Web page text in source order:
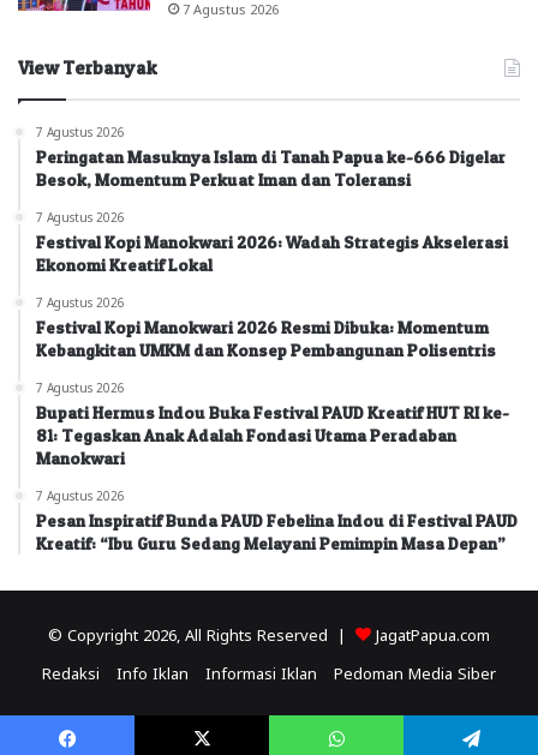
7 Agustus 2026
View Terbanyak
7 Agustus 2026
Peringatan Masuknya Islam di Tanah Papua ke-666 Digelar
Besok, Momentum Perkuat Iman dan Toleransi
7 Agustus 2026
Festival Kopi Manokwari 2026: Wadah Strategis Akselerasi
Ekonomi Kreatif Lokal
7 Agustus 2026
Festival Kopi Manokwari 2026 Resmi Dibuka: Momentum
Kebangkitan UMKM dan Konsep Pembangunan Polisentris
7 Agustus 2026
Bupati Hermus Indou Buka Festival PAUD Kreatif HUT RI ke-
81: Tegaskan Anak Adalah Fondasi Utama Peradaban
Manokwari
7 Agustus 2026
Pesan Inspiratif Bunda PAUD Febelina Indou di Festival PAUD
Kreatif: “Ibu Guru Sedang Melayani Pemimpin Masa Depan”
© Copyright 2026, All Rights Reserved | JagatPapua.com
Redaksi Info Iklan Informasi Iklan Pedoman Media Siber